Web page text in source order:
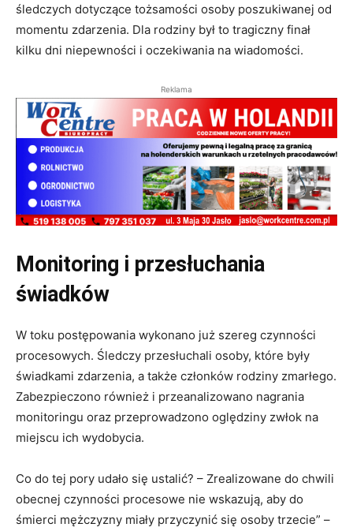
śledczych dotyczące tożsamości osoby poszukiwanej od
momentu zdarzenia. Dla rodziny był to tragiczny finał
kilku dni niepewności i oczekiwania na wiadomości.
Reklama
Monitoring i przesłuchania
świadków
W toku postępowania wykonano już szereg czynności
procesowych. Śledczy przesłuchali osoby, które były
świadkami zdarzenia, a także członków rodziny zmarłego.
Zabezpieczono również i przeanalizowano nagrania
monitoringu oraz przeprowadzono oględziny zwłok na
miejscu ich wydobycia.
Co do tej pory udało się ustalić? – Zrealizowane do chwili
obecnej czynności procesowe nie wskazują, aby do
śmierci mężczyzny miały przyczynić się osoby trzecie” –